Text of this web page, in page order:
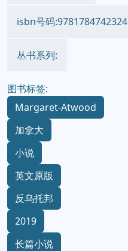
isbn号码:9781784742324
丛书系列:
图书标签:
Margaret-Atwood
加拿大
小说
英文原版
反乌托邦
2019
长篇小说